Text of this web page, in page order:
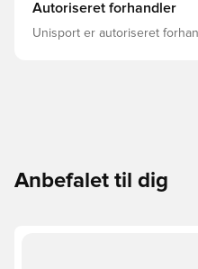
Autoriseret forhandler
Unisport er autoriseret
Anbefalet til dig